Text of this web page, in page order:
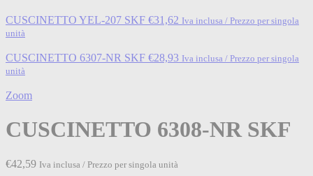
CUSCINETTO YEL-207 SKF €31,62 Iva inclusa / Prezzo per singola
unità
CUSCINETTO 6307-NR SKF €28,93 Iva inclusa / Prezzo per singola
unità
Zoom
CUSCINETTO 6308-NR SKF
€42,59 Iva inclusa / Prezzo per singola unità